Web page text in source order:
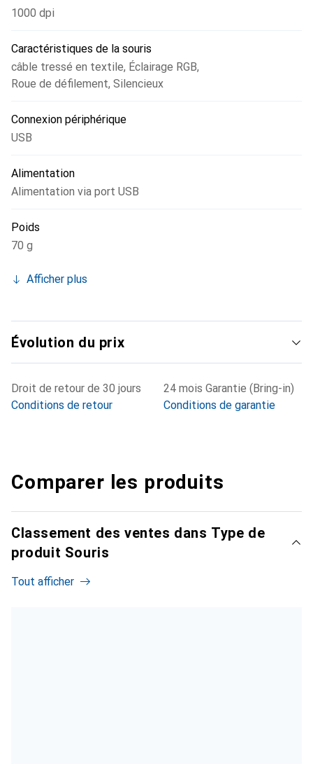
1000 dpi
Caractéristiques de la souris
câble tressé en textile, Éclairage RGB,
Roue de défilement, Silencieux
Connexion périphérique
USB
Alimentation
Alimentation via port USB
Poids
70 g
Afficher plus
Évolution du prix
Droit de retour de 30 jours
Conditions de retour
24 mois Garantie (Bring-in)
Conditions de garantie
Comparer les produits
Classement des ventes dans Type de
produit Souris
Tout afficher